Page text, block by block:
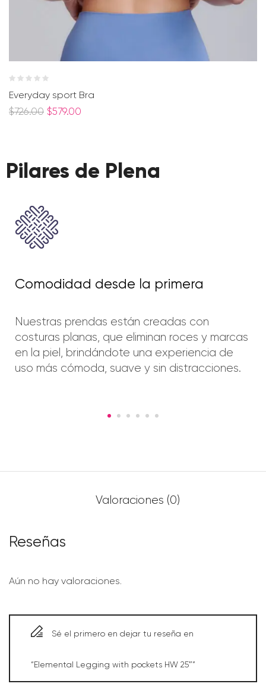
Everyday sport Bra
$726.00 $579.00
Pilares de Plena
Comodidad desde la primera
Nuestras prendas están creadas con
costuras planas, que eliminan roces y marcas
en la piel, brindándote una experiencia de
uso más cómoda, suave y sin distracciones.
Valoraciones (0)
Reseñas
Aún no hay valoraciones.
Sé el primero en dejar tu reseña en
“Elemental Legging with pockets HW 25″”